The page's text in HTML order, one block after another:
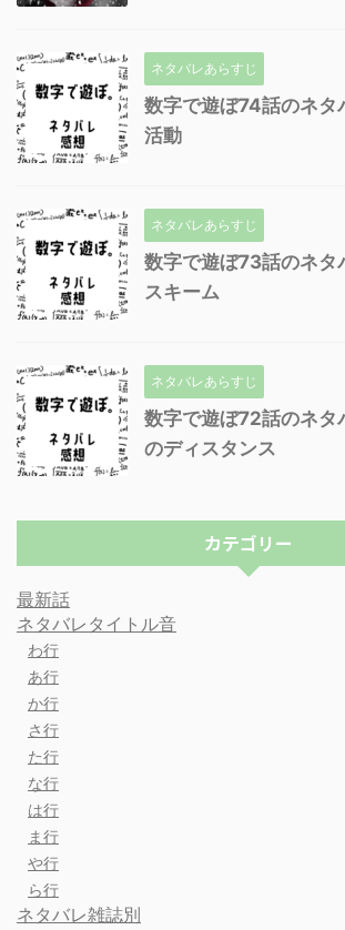
ネタバレあらすじ
数字で遊ぼ74話のネタ
活動
ネタバレあらすじ
数字で遊ぼ73話のネタ
スキーム
ネタバレあらすじ
数字で遊ぼ72話のネタ
のディスタンス
カテゴリー
最新話
ネタバレタイトル音
わ行
あ行
か行
さ行
た行
な行
は行
ま行
や行
ら行
ネタバレ雑誌別